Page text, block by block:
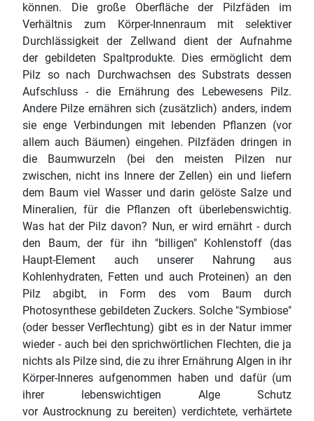
können. Die große Oberfläche der Pilzfäden im
Verhältnis zum Körper-Innenraum mit selektiver
Durchlässigkeit der Zellwand dient der Aufnahme
der gebildeten Spaltprodukte. Dies ermöglicht dem
Pilz so nach Durchwachsen des Substrats dessen
Aufschluss - die Ernährung des Lebewesens Pilz.
Andere Pilze ernähren sich (zusätzlich) anders, indem
sie enge Verbindungen mit lebenden Pflanzen (vor
allem auch Bäumen) eingehen. Pilzfäden dringen in
die Baumwurzeln (bei den meisten Pilzen nur
zwischen, nicht ins Innere der Zellen) ein und liefern
dem Baum viel Wasser und darin gelöste Salze und
Mineralien, für die Pflanzen oft überlebenswichtig.
Was hat der Pilz davon? Nun, er wird ernährt - durch
den Baum, der für ihn "billigen" Kohlenstoff (das
Haupt-Element auch unserer Nahrung aus
Kohlenhydraten, Fetten und auch Proteinen) an den
Pilz abgibt, in Form des vom Baum durch
Photosynthese gebildeten Zuckers. Solche "Symbiose"
(oder besser Verflechtung) gibt es in der Natur immer
wieder - auch bei den sprichwörtlichen Flechten, die ja
nichts als Pilze sind, die zu ihrer Ernährung Algen in ihr
Körper-Inneres aufgenommen haben und dafür (um
ihrer lebenswichtigen Alge Schutz
vor Austrocknung zu bereiten) verdichtete, verhärtete